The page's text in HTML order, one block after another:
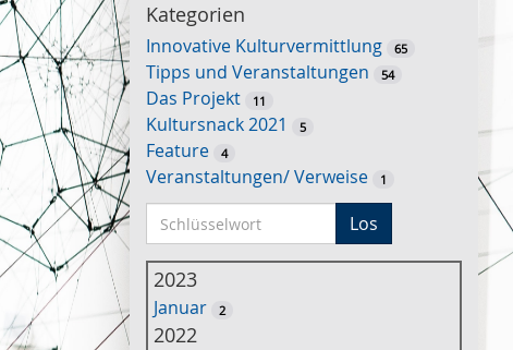
Kategorien
Innovative Kulturvermittlung 65
Tipps und Veranstaltungen 54
Das Projekt 11
Kultursnack 2021 5
Feature 4
Veranstaltungen/ Verweise 1
c
h
ü
Los
2023
Januar 2
2022